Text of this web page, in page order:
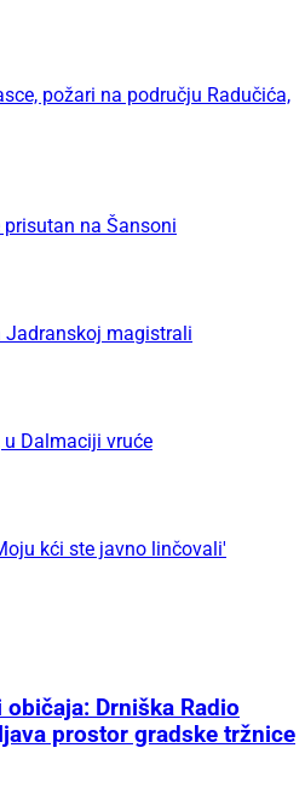
požari na području Radučića,
prisutan na Šansoni
Jadranskoj magistrali
Dalmaciji vruće
kći ste javno linčovali'
Drniška Radio
prostor gradske tržnice